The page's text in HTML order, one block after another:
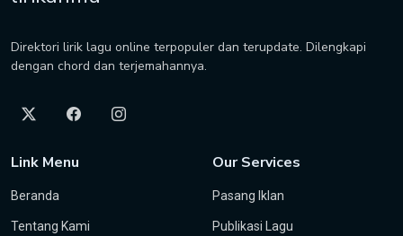
Direktori lirik lagu online terpopuler dan terupdate. Dilengkapi
dengan chord dan terjemahannya.
Link Menu
Beranda
Tentang Kami
Our Services
Pasang Iklan
Publikasi Lagu